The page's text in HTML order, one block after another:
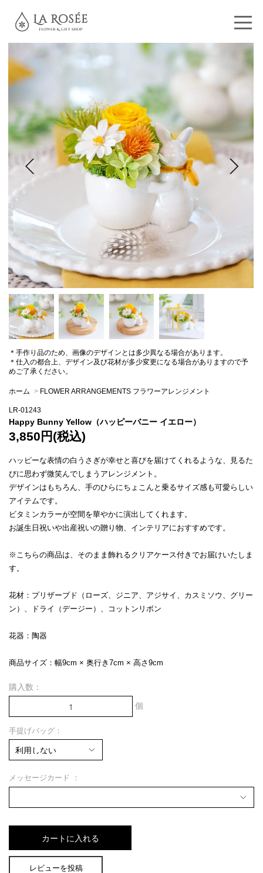
＊手作り品のため、画像のデザインとは多少異なる場合があります。
＊仕入の都合上、デザイン及び花材が多少変更になる場合がありますので予
めご了承ください。
ホーム > FLOWER ARRANGEMENTS フラワーアレンジメント
LR-01243
Happy Bunny Yellow（ハッピーバニー イエロー）
3,850円(税込)
ハッピーな表情の白うさぎが幸せと喜びを届けてくれるような、見るた
びに思わず微笑んでしまうアレンジメント。
デザインはもちろん、手のひらにちょこんと乗るサイズ感も可愛らしい
アイテムです。
ビタミンカラーが空間を華やかに演出してくれます。
お誕生日祝いや出産祝いの贈り物、インテリアにおすすめです。
※こちらの商品は、そのまま飾れるクリアケース付きでお届けいたしま
す。
花材：プリザーブド（ローズ、ジニア、アジサイ、カスミソウ、グリー
ン）、ドライ（デージー）、コットンリボン
花器：陶器
商品サイズ：幅9cm × 奥行き7cm × 高さ9cm
購入数：
個
手提げバッグ：
メッセージカード
レビューを投稿